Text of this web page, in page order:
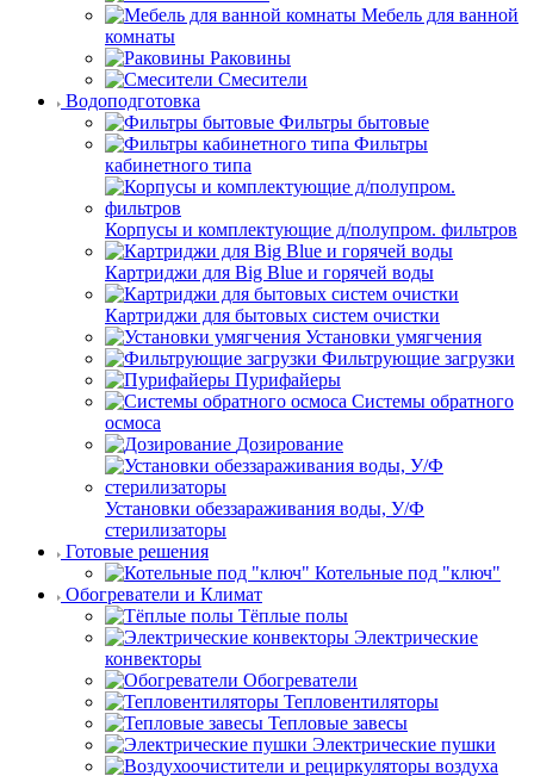
Мебель для ванной
комнаты
Раковины
Смесители
Водоподготовка
Фильтры бытовые
Фильтры
кабинетного типа
Корпусы и комплектующие д/полупром. фильтров
Картриджи для Big Blue и горячей воды
Картриджи для бытовых систем очистки
Установки умягчения
Фильтрующие загрузки
Пурифайеры
Системы обратного
осмоса
Дозирование
Установки обеззараживания воды, У/Ф
стерилизаторы
Готовые решения
Котельные под "ключ"
Обогреватели и Климат
Тёплые полы
Электрические
конвекторы
Обогреватели
Тепловентиляторы
Тепловые завесы
Электрические пушки